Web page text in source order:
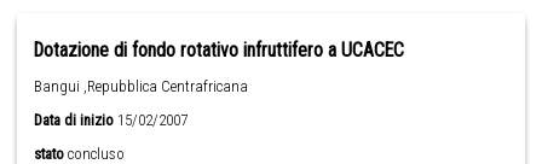
Dotazione di fondo rotativo infruttifero a UCACEC
Bangui ,Repubblica Centrafricana
Data di inizio 15/02/2007
stato concluso